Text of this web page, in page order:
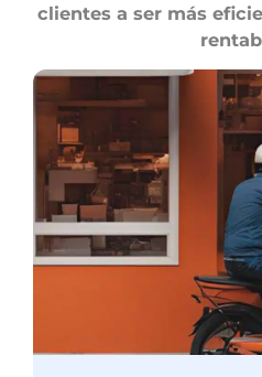
clientes a ser más